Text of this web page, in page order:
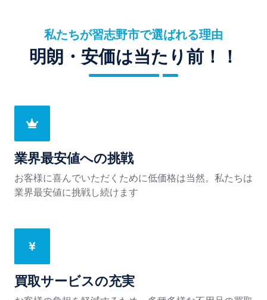
私たちが習志野市で選ばれる理由
明朗・安価は当たり前！！
業界最安値への挑戦
お客様に喜んでいただくために低価格は当然。私たちは
業界最安値に挑戦し続けます
買取サービスの充実